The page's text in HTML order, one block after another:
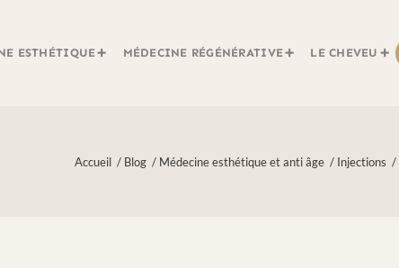
ESTHÉTIQUE MÉDECINE RÉGÉNÉRATIVE LE CHEVEU
Accueil / Blog / Médecine esthétique et anti âge / Injections /